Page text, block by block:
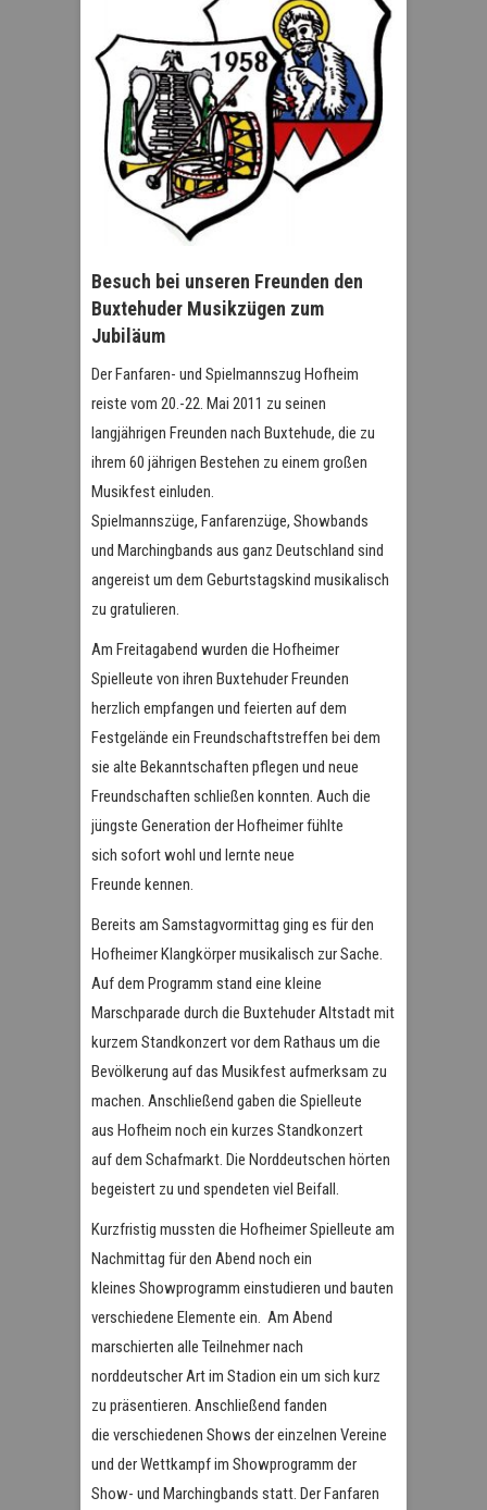
Besuch bei unseren Freunden den
Buxtehuder Musikzügen zum
Jubiläum
Der Fanfaren- und Spielmannszug Hofheim
reiste vom 20.-22. Mai 2011 zu seinen
langjährigen Freunden nach Buxtehude, die zu
ihrem 60 jährigen Bestehen zu einem großen
Musikfest einluden.
Spielmannszüge, Fanfarenzüge, Showbands
und Marchingbands aus ganz Deutschland sind
angereist um dem Geburtstagskind musikalisch
zu gratulieren.
Am Freitagabend wurden die Hofheimer
Spielleute von ihren Buxtehuder Freunden
herzlich empfangen und feierten auf dem
Festgelände ein Freundschaftstreffen bei dem
sie alte Bekanntschaften pflegen und neue
Freundschaften schließen konnten. Auch die
jüngste Generation der Hofheimer fühlte
sich sofort wohl und lernte neue
Freunde kennen.
Bereits am Samstagvormittag ging es für den
Hofheimer Klangkörper musikalisch zur Sache.
Auf dem Programm stand eine kleine
Marschparade durch die Buxtehuder Altstadt mit
kurzem Standkonzert vor dem Rathaus um die
Bevölkerung auf das Musikfest aufmerksam zu
machen. Anschließend gaben die Spielleute
aus Hofheim noch ein kurzes Standkonzert
auf dem Schafmarkt. Die Norddeutschen hörten
begeistert zu und spendeten viel Beifall.
Kurzfristig mussten die Hofheimer Spielleute am
Nachmittag für den Abend noch ein
kleines Showprogramm einstudieren und bauten
verschiedene Elemente ein. Am Abend
marschierten alle Teilnehmer nach
norddeutscher Art im Stadion ein um sich kurz
zu präsentieren. Anschließend fanden
die verschiedenen Shows der einzelnen Vereine
und der Wettkampf im Showprogramm der
Show- und Marchingbands statt. Der Fanfaren